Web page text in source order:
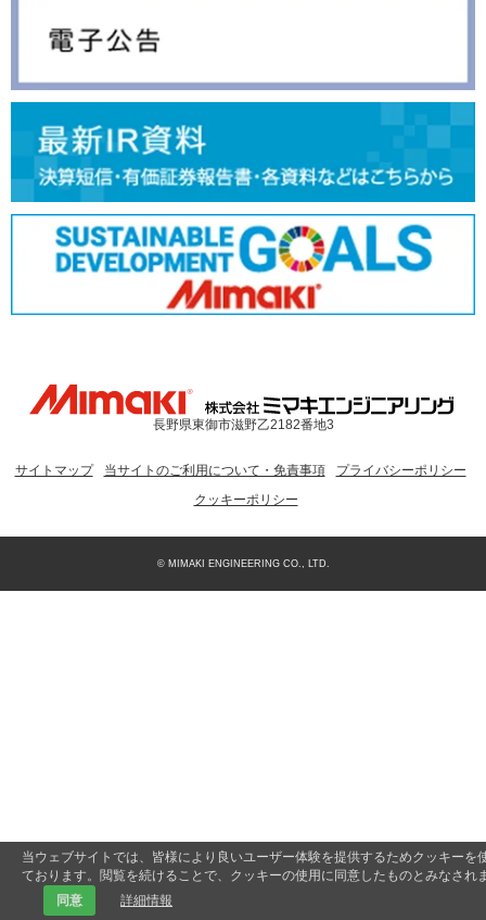
長野県東御市滋野乙2182番地3
サイトマップ 当サイトのご利用について・免責事項
プライバシーポリシー
クッキーポリシー
© MIMAKI ENGINEERING CO., LTD.
当ウェブサイトでは、皆様により良いユーザー体験を提供するためクッキーを
ております。閲覧を続けることで、クッキーの使用に同意したものとみなされ
同意
詳細情報